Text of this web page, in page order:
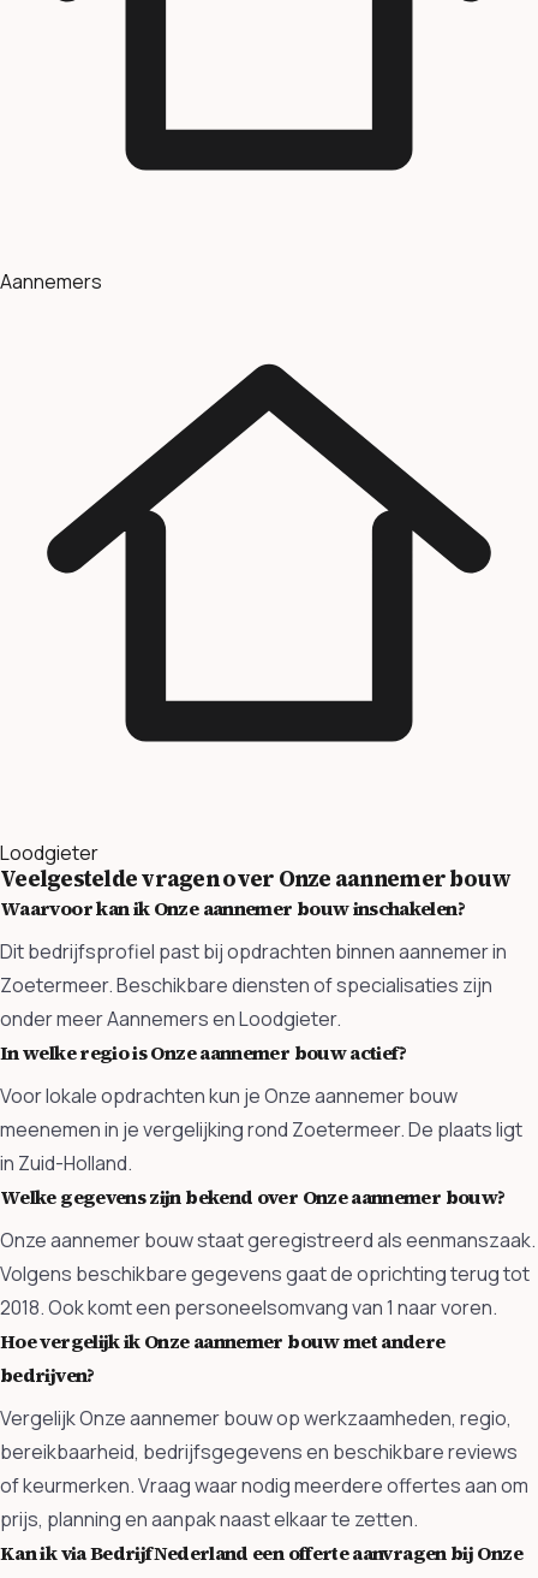
Aannemers
Loodgieter
Veelgestelde vragen over Onze aannemer bouw
Waarvoor kan ik Onze aannemer bouw inschakelen?
Dit bedrijfsprofiel past bij opdrachten binnen aannemer in
Zoetermeer. Beschikbare diensten of specialisaties zijn
onder meer Aannemers en Loodgieter.
In welke regio is Onze aannemer bouw actief?
Voor lokale opdrachten kun je Onze aannemer bouw
meenemen in je vergelijking rond Zoetermeer. De plaats ligt
in Zuid-Holland.
Welke gegevens zijn bekend over Onze aannemer bouw?
Onze aannemer bouw staat geregistreerd als eenmanszaak.
Volgens beschikbare gegevens gaat de oprichting terug tot
2018. Ook komt een personeelsomvang van 1 naar voren.
Hoe vergelijk ik Onze aannemer bouw met andere
bedrijven?
Vergelijk Onze aannemer bouw op werkzaamheden, regio,
bereikbaarheid, bedrijfsgegevens en beschikbare reviews
of keurmerken. Vraag waar nodig meerdere offertes aan om
prijs, planning en aanpak naast elkaar te zetten.
Kan ik via BedrijfNederland een offerte aanvragen bij Onze